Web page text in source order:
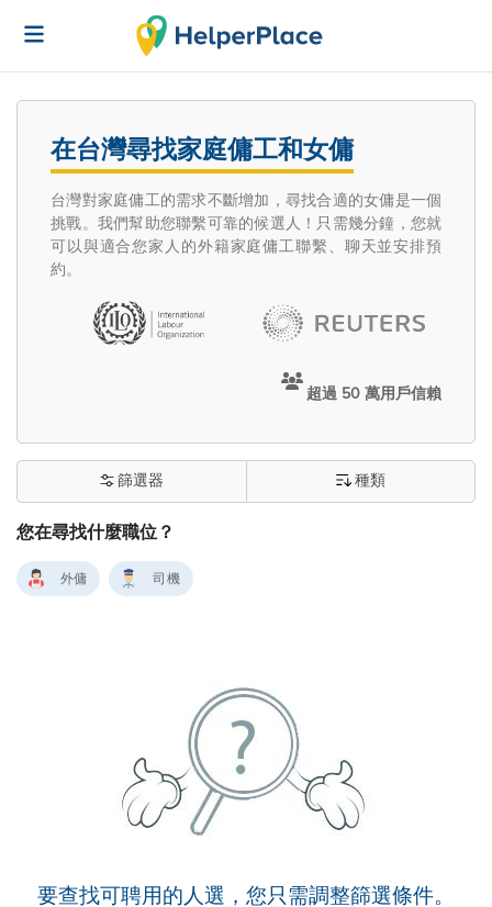
在台灣尋找家庭傭工和女傭
台灣對家庭傭工的需求不斷增加，尋找合適的女傭是一個
挑戰。我們幫助您聯繫可靠的候選人！只需幾分鐘，您就
可以與適合您家人的外籍家庭傭工聯繫、聊天並安排預
約。
超過 50 萬用戶信賴
您在尋找什麼職位？
篩選器 種類
外傭 司機
要查找可聘用的人選，您只需調整篩選條件。